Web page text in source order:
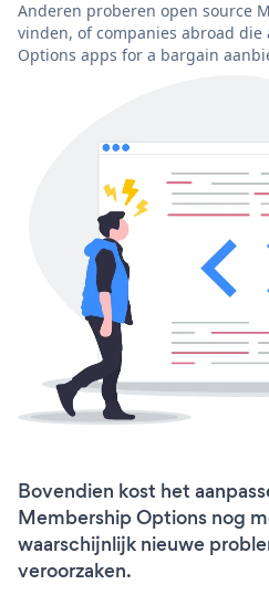
Anderen proberen open source
vinden, of companies abroad
Options apps for a bargain
Bovendien kost het
Membership Options nog
waarschijnlijk nieuwe
veroorzaken.